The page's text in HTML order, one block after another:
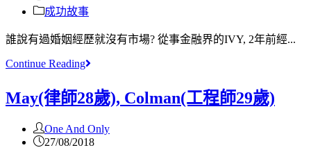
成功故事
誰說有過婚姻經歷就沒有市場? 從事金融界的IVY, 2年前經...
Continue Reading
May(律師28歲), Colman(工程師29歲)
One And Only
27/08/2018